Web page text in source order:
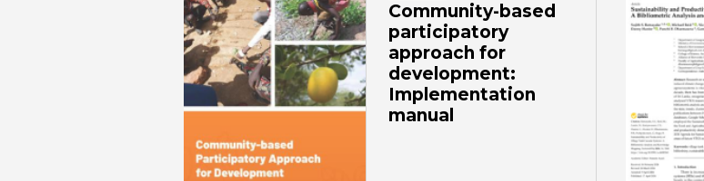
Community-based
participatory
approach for
development:
Implementation
manual